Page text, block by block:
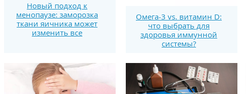
Новый подход к
менопаузе: заморозка
ткани яичника может
изменить все
Омега-3 vs. витамин D:
что выбрать для
здоровья иммунной
системы?